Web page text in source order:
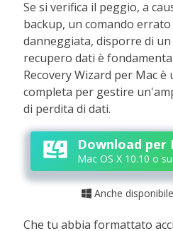
Se si verifica il peggio, a
backup, un comando
danneggiata, disporre di
recupero dati è
Recovery Wizard per Mac è
completa per gestire
di perdita di dati.
Download per
Mac OS X 10.10 o
 Anche
Che tu abbia formattato